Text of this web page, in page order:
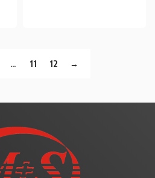
… 11 12 →